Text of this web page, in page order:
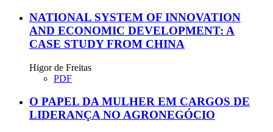
NATIONAL SYSTEM OF INNOVATION
AND ECONOMIC DEVELOPMENT: A
CASE STUDY FROM CHINA
Higor de Freitas
PDF
O PAPEL DA MULHER EM CARGOS DE
LIDERANÇA NO AGRONEGÓCIO